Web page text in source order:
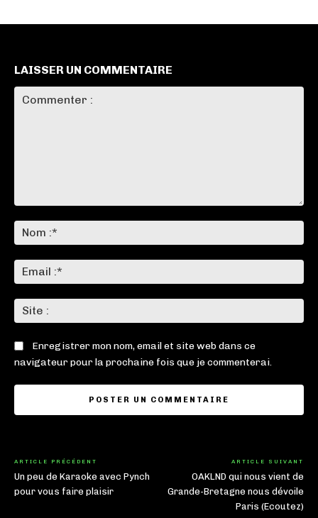
LAISSER UN COMMENTAIRE
:*
:*
:
Enregistrer mon nom, email et site web dans ce
navigateur pour la prochaine fois que je commenterai.
ARTICLE PRÉCÉDENT
Un peu de Karaoke avec Pynch
pour vous faire plaisir
ARTICLE SUIVANT
OAKLND qui nous vient de
Grande-Bretagne nous dévoile
Paris (Ecoutez)